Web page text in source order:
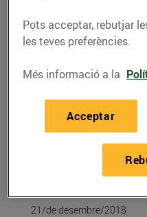
Recepta
de
anxoves
21/de desembre/2018
Pots acceptar, rebutjar
les teves preferències.
Més informació a la
Acceptar